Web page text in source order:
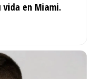
vida en Miami.